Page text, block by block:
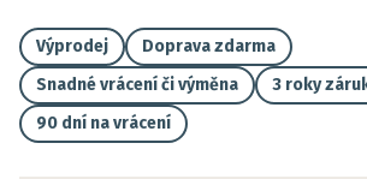
Výprodej
Doprava zdarma
Snadné vrácení či výměna
3 roky
90 dní na vrácení